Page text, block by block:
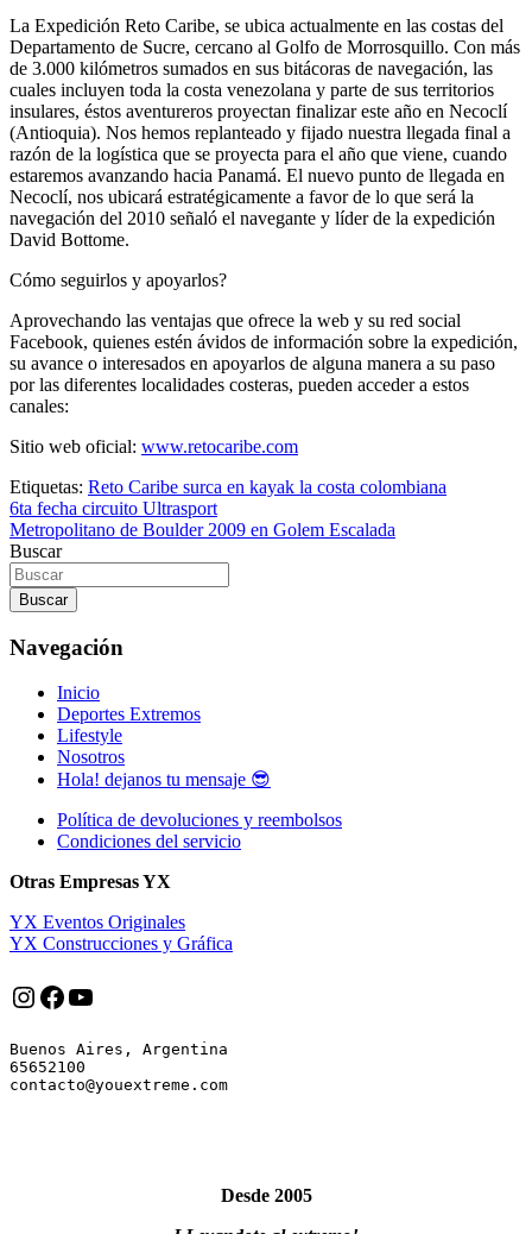
La Expedición Reto Caribe, se ubica actualmente en las costas del
Departamento de Sucre, cercano al Golfo de Morrosquillo. Con más
de 3.000 kilómetros sumados en sus bitácoras de navegación, las
cuales incluyen toda la costa venezolana y parte de sus territorios
insulares, éstos aventureros proyectan finalizar este año en Necoclí
(Antioquia). Nos hemos replanteado y fijado nuestra llegada final a
razón de la logística que se proyecta para el año que viene, cuando
estaremos avanzando hacia Panamá. El nuevo punto de llegada en
Necoclí, nos ubicará estratégicamente a favor de lo que será la
navegación del 2010 señaló el navegante y líder de la expedición
David Bottome.
Cómo seguirlos y apoyarlos?
Aprovechando las ventajas que ofrece la web y su red social
Facebook, quienes estén ávidos de información sobre la expedición,
su avance o interesados en apoyarlos de alguna manera a su paso
por las diferentes localidades costeras, pueden acceder a estos
canales:
Sitio web oficial: www.retocaribe.com
Etiquetas: Reto Caribe surca en kayak la costa colombiana
Navegación
de
entradas
6ta fecha circuito Ultrasport
Metropolitano de Boulder 2009 en Golem Escalada
Buscar
Buscar
Navegación
Inicio
Deportes Extremos
Lifestyle
Nosotros
Hola! dejanos tu mensaje 😎
Política de devoluciones y reembolsos
Condiciones del servicio
Otras Empresas YX
YX Eventos Originales
YX Construcciones y Gráfica
Instagram
Facebook
YouTube
Buenos Aires, Argentina
65652100
Desde 2005